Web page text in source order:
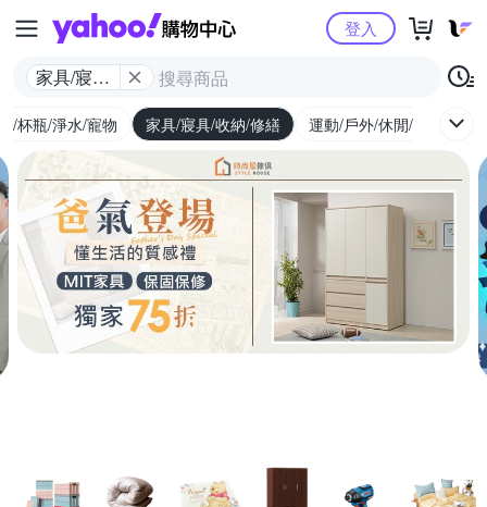
Yahoo購物中心
家具/寢具/
登入
/杯瓶/淨水/寵物 家具/寢具/收納/修繕 運動/戶外/休閒/健身